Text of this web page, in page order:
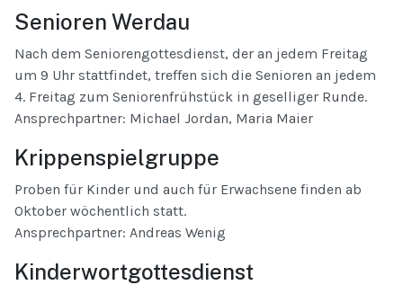
Senioren Werdau
Nach dem Seniorengottesdienst, der an jedem Freitag
um 9 Uhr stattfindet, treffen sich die Senioren an jedem
4. Freitag zum Seniorenfrühstück in geselliger Runde.
Ansprechpartner: Michael Jordan, Maria Maier
Krippenspielgruppe
Proben für Kinder und auch für Erwachsene finden ab
Oktober wöchentlich statt.
Ansprechpartner: Andreas Wenig
Kinderwortgottesdienst